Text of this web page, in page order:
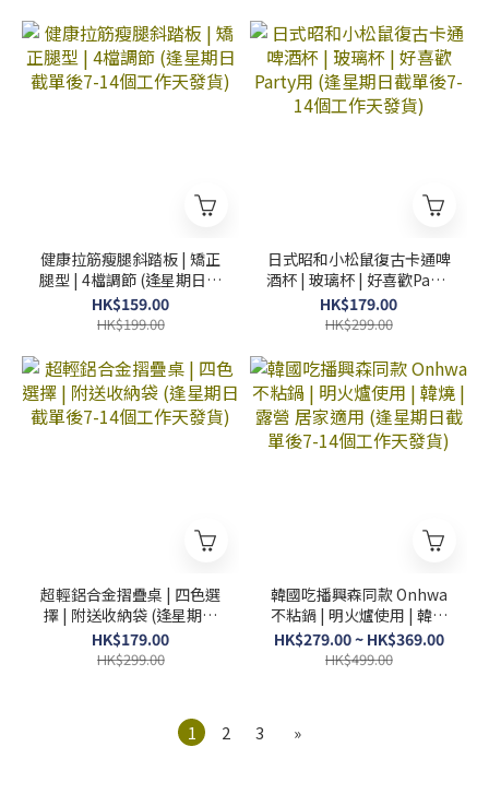
健康拉筋瘦腿斜踏板 | 矯正
腿型 | 4檔調節 (逢星期日截
單後7-14個工作天發貨)
HK$159.00
HK$199.00
日式昭和小松鼠復古卡通啤
酒杯 | 玻璃杯 | 好喜歡Party
用 (逢星期日截單後7-14個
工作天發貨)
HK$179.00
HK$299.00
超輕鋁合金摺疊桌 | 四色選
擇 | 附送收納袋 (逢星期日
截單後7-14個工作天發貨)
HK$179.00
HK$299.00
韓國吃播興森同款 Onhwa
不粘鍋 | 明火爐使用 | 韓燒
| 露營 居家適用 (逢星期日
截單後7-14個工作天發貨)
HK$279.00 ~ HK$369.00
HK$499.00
1 2 3 »